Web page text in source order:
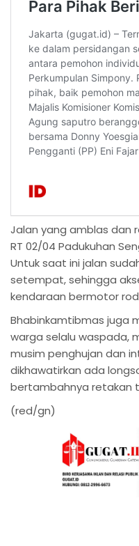
Jalan yang amblas dan
RT 02/04 Padukuhan
Untuk saat ini jalan
setempat, sehingga
kendaraan bermotor
Bhabinkamtibmas juga
warga selalu waspada,
musim penghujan dan
dikhawatirkan ada
bertambahnya retakan
(red/gn)